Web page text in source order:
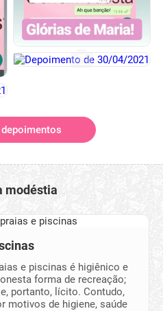
modéstia
e piscinas é higiênico e
forma de recreação;
portanto, lícito. Contudo,
motivos de higiene, saúde